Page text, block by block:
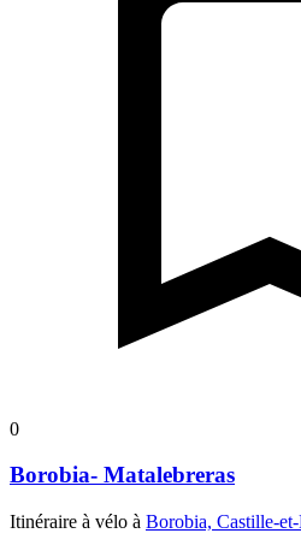
0
Borobia- Matalebreras
Itinéraire à vélo à Borobia, Castille-